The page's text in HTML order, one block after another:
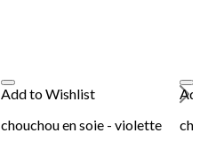
Add to Wishlist
chouchou en soie - violette